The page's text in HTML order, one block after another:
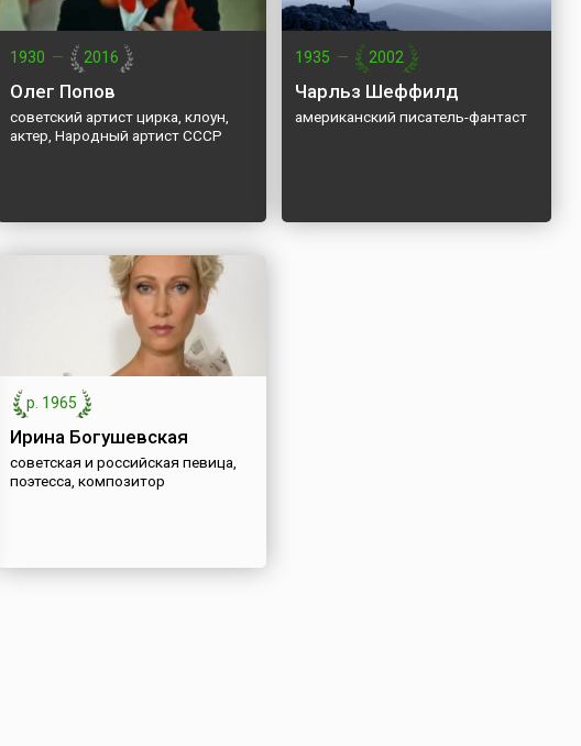
1930 — 2016
Олег Попов
советский артист цирка, клоун,
актер, Народный артист СССР
1935 — 2002
Чарльз Шеффилд
американский писатель-фантаст
р. 1965
Ирина Богушевская
советская и российская певица,
поэтесса, композитор